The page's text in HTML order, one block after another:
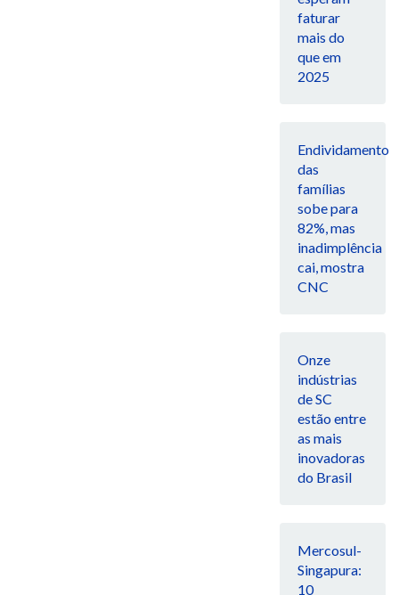
faturar
mais do
que em
2025
Endividamento
das
famílias
sobe para
82%, mas
inadimplência
cai, mostra
CNC
Onze
indústrias
de SC
estão entre
as mais
inovadoras
do Brasil
Mercosul-
Singapura:
10